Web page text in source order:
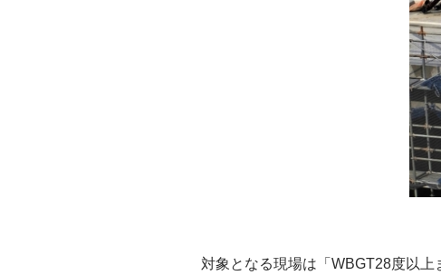
対象となる現場は「WBGT28度以